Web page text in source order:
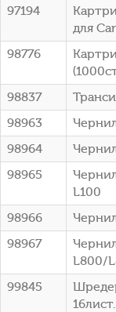
97194
для
98776
98837
98963
98964
98965
L100
98966
98967
L800/
99845